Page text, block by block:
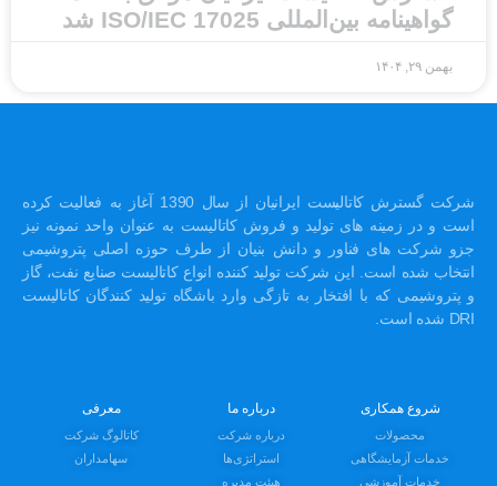
گواهینامه بین‌المللی ISO/IEC 17025 شد
بهمن ۲۹, ۱۴۰۴
شرکت گسترش کاتالیست ایرانیان از سال 1390 آغاز به فعالیت کرده
است و در زمینه های تولید و فروش کاتالیست به عنوان واحد نمونه نیز
جزو شرکت های فناور و دانش بنیان از طرف حوزه اصلی پتروشیمی
انتخاب شده است. این شرکت تولید کننده انواع کاتالیست صنایع نفت، گاز
و پتروشیمی که با افتخار به تازگی وارد باشگاه تولید کنندگان کاتالیست
DRI شده است.
شروع همکاری
محصولات
خدمات آزمایشگاهی
خدمات آموزشی
درباره ما
درباره شرکت
استراتژی‌ها
هیئت مدیره
معرفی
کاتالوگ شرکت
سهامداران